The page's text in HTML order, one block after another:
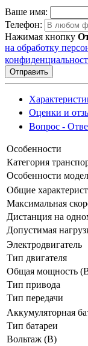
Ваше имя:
Телефон:
Нажимая кнопку
на обработку
Отправить
Оценки и
Вопрос -
Особенности
Категория
Особенности
Общие
Максимальная
Дистанция на
Допустимая
Электродвигатель
Тип двигателя
Общая мощность
Тип привода
Тип передачи
Аккумуляторная
Тип батареи
Вольтаж (В)